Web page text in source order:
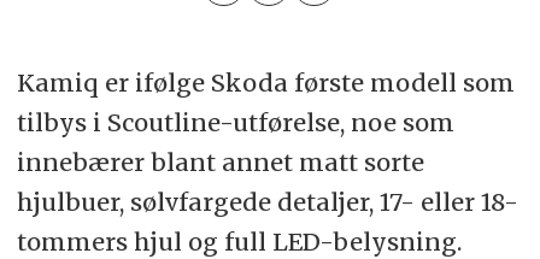
Kamiq er ifølge Skoda første modell som
tilbys i Scoutline-utførelse, noe som
innebærer blant annet matt sorte
hjulbuer, sølvfargede detaljer, 17- eller 18-
tommers hjul og full LED-belysning.